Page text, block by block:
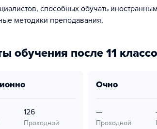
способных обучать
методики преподавания.
обучения после 11
126
Проходной
очно
—
Проходной